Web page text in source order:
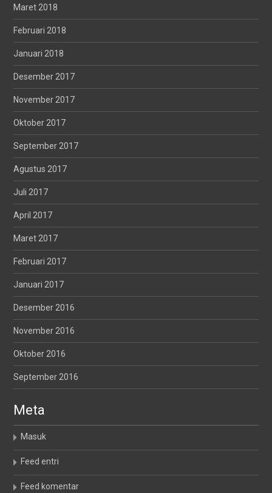
Maret 2018
Februari 2018
Januari 2018
Desember 2017
November 2017
Oktober 2017
September 2017
Agustus 2017
Juli 2017
April 2017
Maret 2017
Februari 2017
Januari 2017
Desember 2016
November 2016
Oktober 2016
September 2016
Meta
Masuk
Feed entri
Feed komentar